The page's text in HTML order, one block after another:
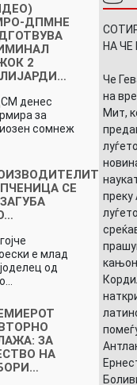
ДПМНЕ
2
денес
за
сомнеж
СЕ
е млад
од
ЗА
НА
НА ЧЕ
Че
на
Мит,
преку